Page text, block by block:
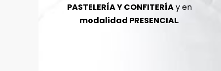
PASTELERÍA Y CONFITERÍAy en
modalidad PRESENCIAL.